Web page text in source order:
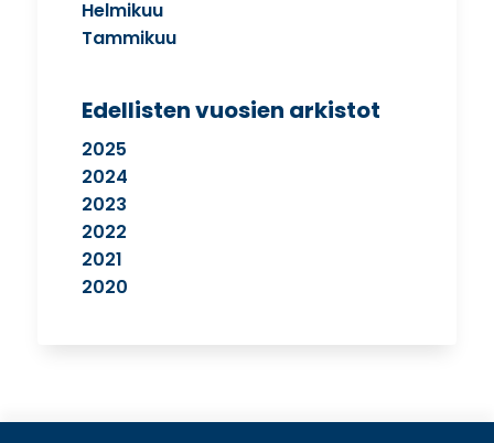
Helmikuu
Tammikuu
Edellisten vuosien arkistot
2025
2024
2023
2022
2021
2020